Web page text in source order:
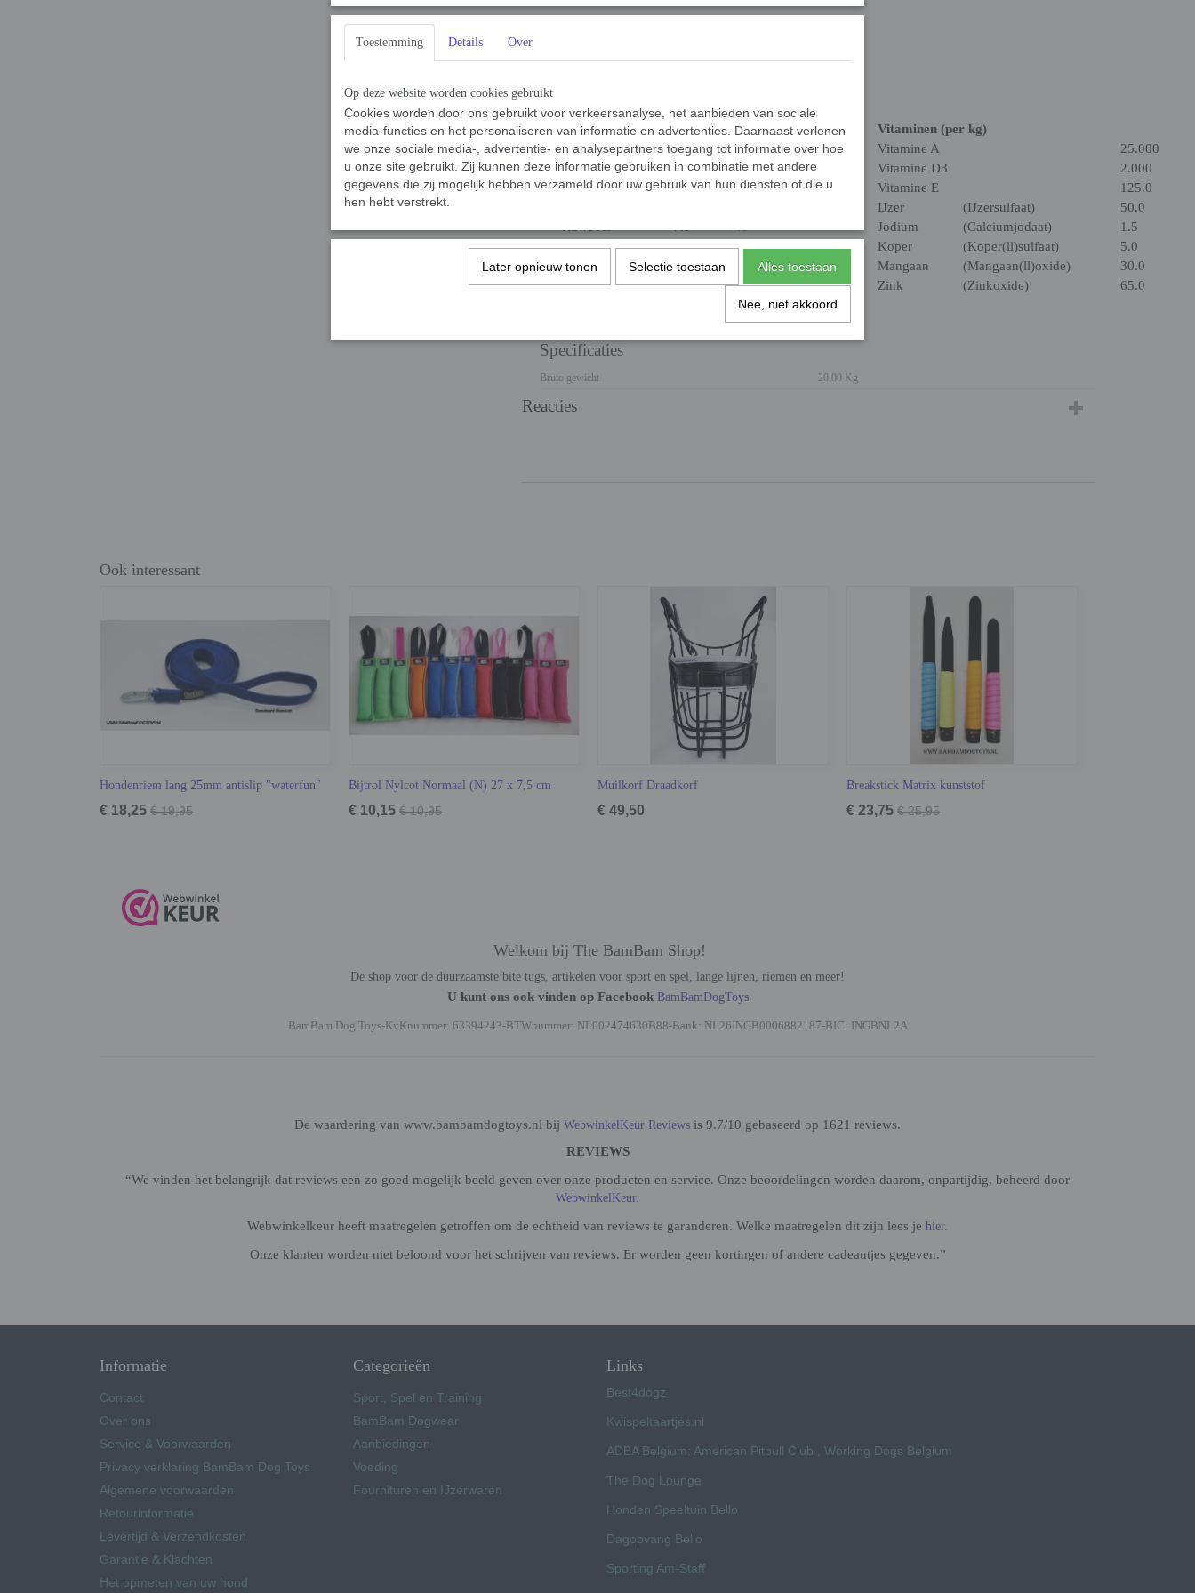
Analyse
Vitaminen (per kg)
Ruw Eiwit
25.0 % Vitamine A
25.000
Ruw Vet
14.0 % Vitamine D3
2.000
Vitamine E
125.0
IJzer (IJzersulfaat)
50.0
Jodium (Calciumjodaat)
1.5
Calcium
1.4 % Koper (Koper(ll)sulfaat)
5.0
Fosfor
1.0 Mangaan (Mangaan(ll)oxide)
30.0
Vocht
9.0 % Zink (Zinkoxide) 65.0
Specificaties
Bruto gewicht 20,00 Kg
Reacties
Ook interessant
Hondenriem lang 25mm antislip "waterfun"
€ 18,25 € 19,95
Bijtrol Nylcot Normaal (N) 27 x 7,5 cm
€ 10,15 € 10,95
Muilkorf Draadkorf
€ 49,50
Breakstick Matrix kunststof
€ 23,75 € 25,95
Welkom bij The BamBam Shop!
De shop voor de duurzaamste bite tugs, artikelen voor sport en spel, lange lijnen, riemen en meer!
U kunt ons ook vinden op Facebook BamBamDogToys
BamBam Dog Toys-KvKnummer: 63394243-BTWnummer: NL002474630B88-Bank: NL26INGB0006882187-BIC: INGBNL2A
De waardering van www.bambamdogtoys.nl bij WebwinkelKeur Reviews is 9.7/10 gebaseerd op 1621 reviews.
REVIEWS
“We vinden het belangrijk dat reviews een zo goed mogelijk beeld geven over onze producten en service. Onze beoordelingen worden daarom, onpartijdig, beheerd door
WebwinkelKeur.
Webwinkelkeur heeft maatregelen getroffen om de echtheid van reviews te garanderen. Welke maatregelen dit zijn lees je hier.
Onze klanten worden niet beloond voor het schrijven van reviews. Er worden geen kortingen of andere cadeautjes gegeven.”
Informatie
Contact
Over ons
Service & Voorwaarden
Privacy verklaring BamBam Dog Toys
Algemene voorwaarden
Retourinformatie
Levertijd & Verzendkosten
Garantie & Klachten
Het opmeten van uw hond
Categorieën
Sport, Spel en Training
BamBam Dogwear
Aanbiedingen
Voeding
Fournituren en IJzerwaren
Links
Best4dogz
Kwispeltaartjes.nl
ADBA Belgium: American Pitbull Club , Working Dogs Belgium
The Dog Lounge
Honden Speeltuin Bello
Dagopvang Bello
Sporting Am-Staff
Toestemming Details Over
Op deze website worden cookies gebruikt
Cookies worden door ons gebruikt voor verkeersanalyse, het aanbieden van sociale
media-functies en het personaliseren van informatie en advertenties. Daarnaast verlenen
we onze sociale media-, advertentie- en analysepartners toegang tot informatie over hoe
u onze site gebruikt. Zij kunnen deze informatie gebruiken in combinatie met andere
gegevens die zij mogelijk hebben verzameld door uw gebruik van hun diensten of die u
hen hebt verstrekt.
Later opnieuw tonen Selectie toestaan Alles toestaan
Nee, niet akkoord